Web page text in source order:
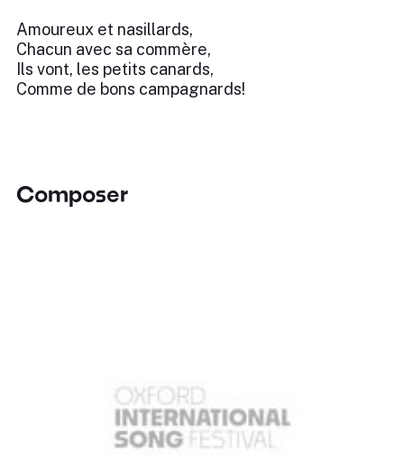
Amoureux et nasillards,
Chacun avec sa commère,
Ils vont, les petits canards,
Comme de bons campagnards!
Composer